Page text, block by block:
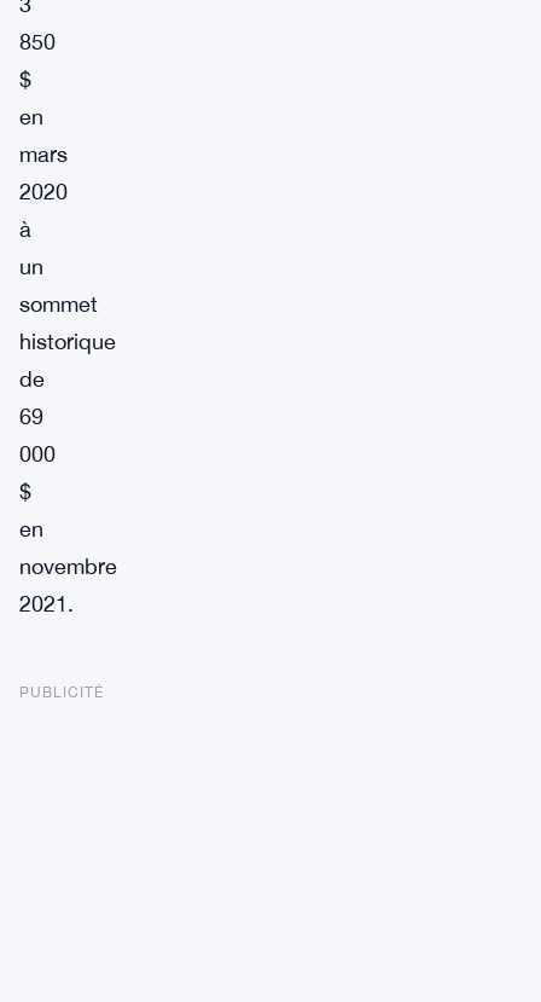
850
$
en
mars
2020
à
un
sommet
historique
de
69
000
$
en
novembre
2021.
PUBLICITÉ